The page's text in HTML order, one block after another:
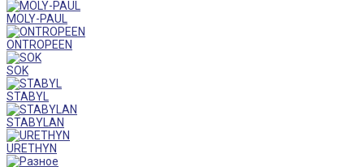
MOLY-PAUL
ONTROPEEN
SOK
STABYL
STABYLAN
URETHYN